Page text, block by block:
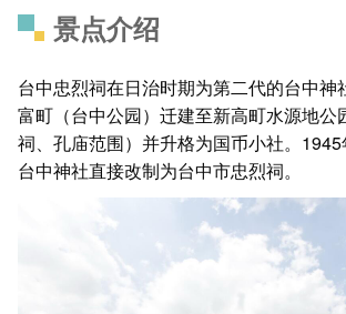
景点介绍
台中忠烈祠在日治时期为第二代的台中神
富町（台中公园）迁建至新高町水源地公
祠、孔庙范围）并升格为国币小社。1945
台中神社直接改制为台中市忠烈祠。